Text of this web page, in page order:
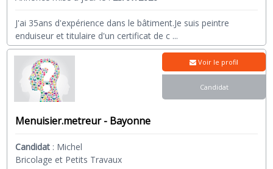
J'ai 35ans d'expérience dans le bâtiment.Je suis peintre
enduiseur et titulaire d'un certificat de c ...
Menuisier.metreur - Bayonne
Candidat : Michel
Bricolage et Petits Travaux
Voir le profil
Candidat